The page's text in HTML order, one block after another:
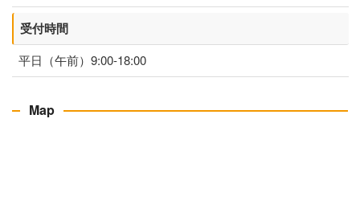
受付時間
平日（午前）9:00-18:00
Map